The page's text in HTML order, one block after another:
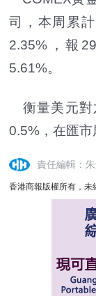
司，本周累
2.35%，報
5.61%。
衡量美元對
0.5%，在匯市
責任編輯：
香港商報版權所有，未